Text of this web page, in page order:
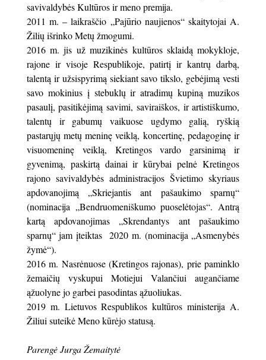
savivaldybės Kultūros ir meno premija.
2011 m. – laikraščio „Pajūrio naujienos“ skaitytojai A.
Žilių išrinko Metų žmogumi.
2016 m. jis už muzikinės kultūros sklaidą mokykloje,
rajone ir visoje Respublikoje, patirtį ir kantrų darbą,
talentą ir užsispyrimą siekiant savo tikslo, gebėjimą vesti
savo mokinius į stebuklų ir atradimų kupiną muzikos
pasaulį, pasitikėjimą savimi, saviraiškos, ir artistiškumo,
talentų ir gabumų vaikuose ugdymo galią, ryškią
pastarųjų metų meninę veiklą, koncertinę, pedagoginę ir
visuomeninę veiklą, Kretingos vardo garsinimą ir
gyvenimą, paskirtą dainai ir kūrybai pelnė Kretingos
rajono savivaldybės administracijos Švietimo skyriaus
apdovanojimą „Skriejantis ant pašaukimo sparnų“
(nominacija „Bendruomeniškumo puoselėtojas“. Antrą
kartą apdovanojimas „Skrendantys ant pašaukimo
sparnų“ jam įteiktas 2020 m. (nominacija „Asmenybės
žymė“).
2016 m. Nasrėnuose (Kretingos rajonas), prie paminklo
žemaičių vyskupui Motiejui Valančiui augančiame
ąžuolyne jo garbei pasodintas ąžuoliukas.
2019 m. Lietuvos Respublikos kultūros ministerija A.
Žiliui suteikė Meno kūrėjo statusą.
Parengė Jurga Žemaitytė